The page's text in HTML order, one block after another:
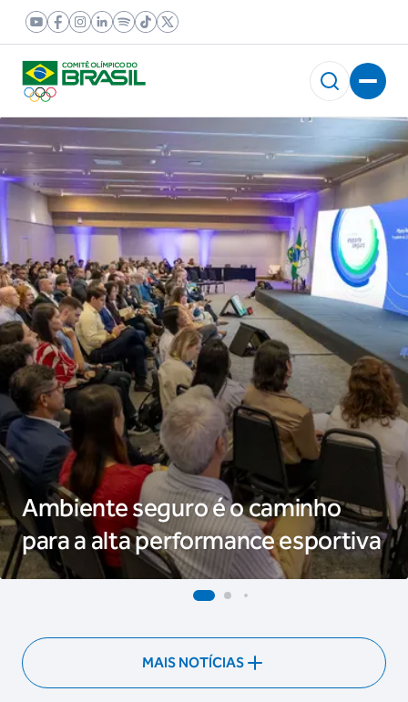
Ambiente seguro é o caminho
para a alta performance esportiva
MAIS NOTÍCIAS